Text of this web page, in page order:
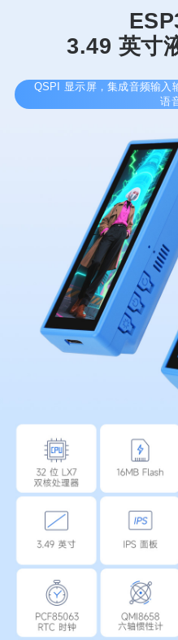
3.49 英寸
QSPI 显示屏，集成音频输入
语